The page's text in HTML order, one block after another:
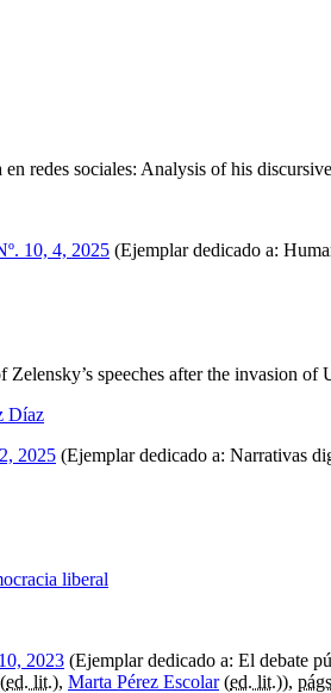
en redes sociales: Analysis of his
10, 4, 2025 (Ejemplar dedicado a:
Zelensky’s speeches after the invasion of
Díaz
2025 (Ejemplar dedicado a: Narrativas
liberal
2023 (Ejemplar dedicado a: El debate
(ed. lit.), Marta Pérez Escolar(ed. lit.)),